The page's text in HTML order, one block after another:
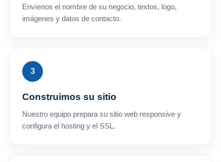
Envíenos el nombre de su negocio, textos, logo,
imágenes y datos de contacto.
Construimos su sitio
Nuestro equipo prepara su sitio web responsive y
configura el hosting y el SSL.